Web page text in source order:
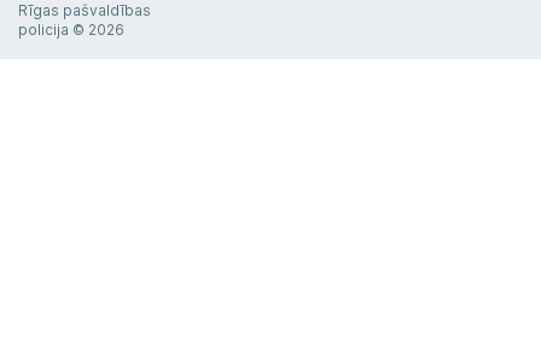
Rīgas pašvaldības
policija © 2026